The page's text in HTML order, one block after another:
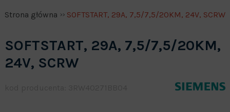
Strona główna SOFTSTART, 29A, 7,5/7,5/20KM, 24V, SCRW
SOFTSTART, 29A, 7,5/7,5/20KM,
24V, SCRW